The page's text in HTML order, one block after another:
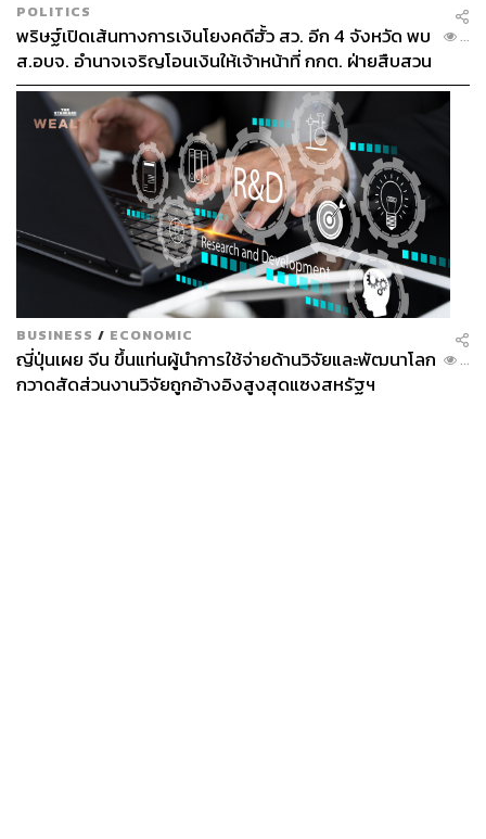
แล้วเพลงก็เข้าสู่พาร์ตโหด 3 เพลงติด เริ่มด้วยเกลียดกูก่อนมึง
ซาวด์กีตาร์แรงๆ แต่มันเจ๋งมาก (มิคอีกแล้ว-เขาเป็นนักเรียน
ระดับเกรดเอทางด้านกีตาร์ที่มหิดล) กีตาร์เหมือนพยายามจะ
ทิ่มทะลุหูเราตลอดเวลา
มันมีความแสบ มีความเฟี้ยว ทางฝั่ง
อัตตาเขียนเนื้อเพลงสรุปง่ายๆ ว่าเกลียดตัวเอง คนอื่นไม่ต้อง
มาเกลียดกูเลย กูเกลียดกูเองก่อนมึงอีกแถมท่อนสุดท้ายเขา
เปลี่ยนสรรพนามจากกูเป็นมึง ซึ่งหมายถึงมึงก็เกลียดตัวมึงเอง
ไม่แพ้กัน นอกจากนี้นิทานเศรษฐีเฒ่าในเพลงนี้ดีมาก เดิมบีต
ของเพลงANTLVเคยเป็นของเพลงนี้มาก่อน แล้วเพลงก็ต่อ
กันพอดีกับIntrovertซึ่งมีท่อนโซโล่แบบลีดกีตาร์ชวนนึกถึงร็
อกยุค 80 เพลงต้องการจะบอกว่ามึงไม่ต้องพูดหรอก เพราะกู
ไม่อยากพูดกับมึง ท่อนท้ายนี่พีคทั้งเนื้อและกีตาร์ “ให้ไปฟังมึง
กูฟังโซโล่ดีกว่า” แล้วกีตาร์ก็โซโล่ไฟลูกอย่างกับหนัง
Crossroads
POLITICS
พริษฐ์เปิดเส้นทางการเงินโยงคดีฮั้ว สว. อีก 4 จังหวัด พบ
ส.อบจ. อำนาจเจริญโอนเงินให้เจ้าหน้าที่ กกต. ฝ่ายสืบสวน
...
BUSINESS / ECONOMIC
ญี่ปุ่นเผย จีน ขึ้นแท่นผู้นำการใช้จ่ายด้านวิจัยและพัฒนาโลก
กวาดสัดส่วนงานวิจัยถูกอ้างอิงสูงสุดแซงสหรัฐฯ
...